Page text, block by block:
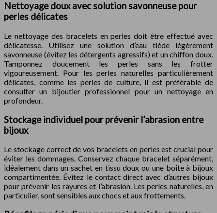
Nettoyage doux avec solution savonneuse pour
perles délicates
Le nettoyage des bracelets en perles doit être effectué avec
délicatesse. Utilisez une solution d’eau tiède légèrement
savonneuse (évitez les détergents agressifs) et un chiffon doux.
Tamponnez doucement les perles sans les frotter
vigoureusement. Pour les perles naturelles particulièrement
délicates, comme les perles de culture, il est préférable de
consulter un bijoutier professionnel pour un nettoyage en
profondeur.
Stockage individuel pour prévenir l’abrasion entre
bijoux
Le stockage correct de vos bracelets en perles est crucial pour
éviter les dommages. Conservez chaque bracelet séparément,
idéalement dans un sachet en tissu doux ou une boîte à bijoux
compartimentée. Évitez le contact direct avec d’autres bijoux
pour prévenir les rayures et l’abrasion. Les perles naturelles, en
particulier, sont sensibles aux chocs et aux frottements.